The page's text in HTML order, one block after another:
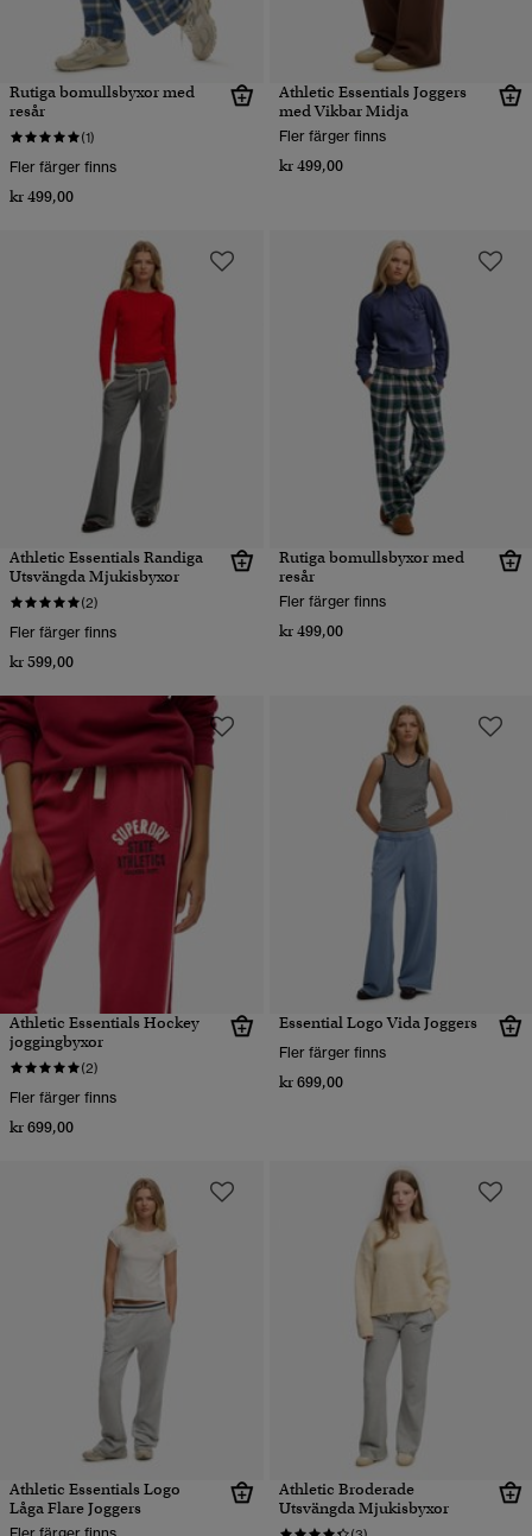
Rutiga bomullsbyxor med
resår
(1)
Fler färger finns
kr 499,00
Athletic Essentials Joggers
med Vikbar Midja
Fler färger finns
kr 499,00
Athletic Essentials Randiga
Utsvängda Mjukisbyxor
(2)
Fler färger finns
kr 599,00
Rutiga bomullsbyxor med
resår
Fler färger finns
kr 499,00
Athletic Essentials Hockey
joggingbyxor
(2)
Fler färger finns
kr 699,00
Essential Logo Vida Joggers
Fler färger finns
kr 699,00
Athletic Essentials Logo
Låga Flare Joggers
Fler färger finns
Athletic Broderade
Utsvängda Mjukisbyxor